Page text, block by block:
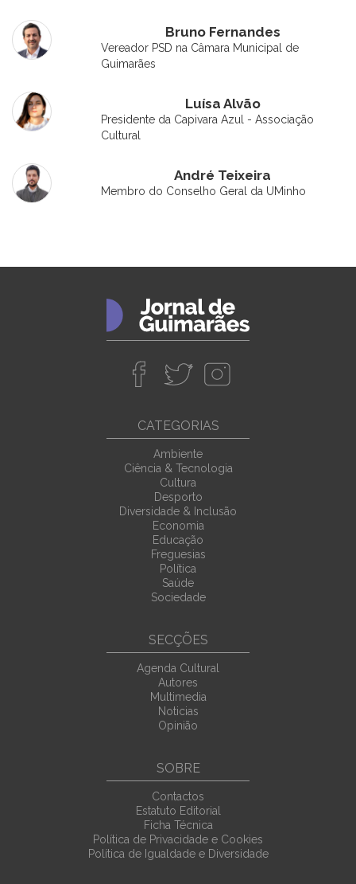
Bruno Fernandes
Vereador PSD na Câmara Municipal de
Guimarães
Luísa Alvão
Presidente da Capivara Azul - Associação
Cultural
André Teixeira
Membro do Conselho Geral da UMinho
CATEGORIAS
Ambiente
Ciência & Tecnologia
Cultura
Desporto
Diversidade & Inclusão
Economia
Educação
Freguesias
Política
Saúde
Sociedade
SECÇÕES
Agenda Cultural
Autores
Multimedia
Noticias
Opinião
SOBRE
Contactos
Estatuto Editorial
Ficha Técnica
Política de Privacidade e Cookies
Política de Igualdade e Diversidade